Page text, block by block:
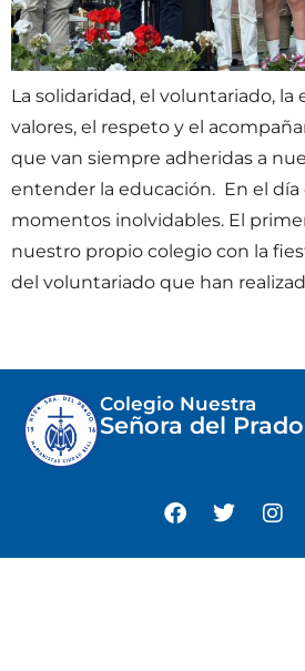
La solidaridad, el voluntariado, la
valores, el respeto y el
que van siempre adheridas a
entender la educación. En el día
momentos inolvidables. El
nuestro propio colegio con la
del voluntariado que han
Colegio Nuestra
Señora del Prado